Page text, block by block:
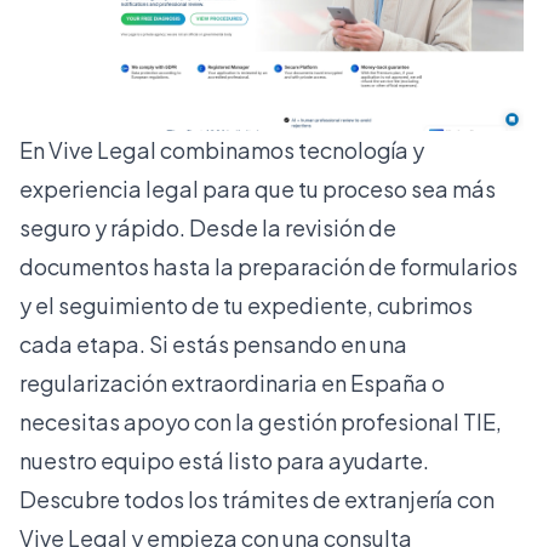
EnVive Legalcombinamos tecnología y
experiencia legal para que tu proceso sea más
seguro y rápido. Desde la revisión de
documentos hasta la preparación de formularios
y el seguimiento de tu expediente, cubrimos
cada etapa. Si estás pensando en una
regularización extraordinaria en Españao
necesitas apoyo con lagestión profesional TIE,
nuestro equipo está listo para ayudarte.
Descubre todos los trámites de extranjería con
Vive Legal y empieza con una consulta